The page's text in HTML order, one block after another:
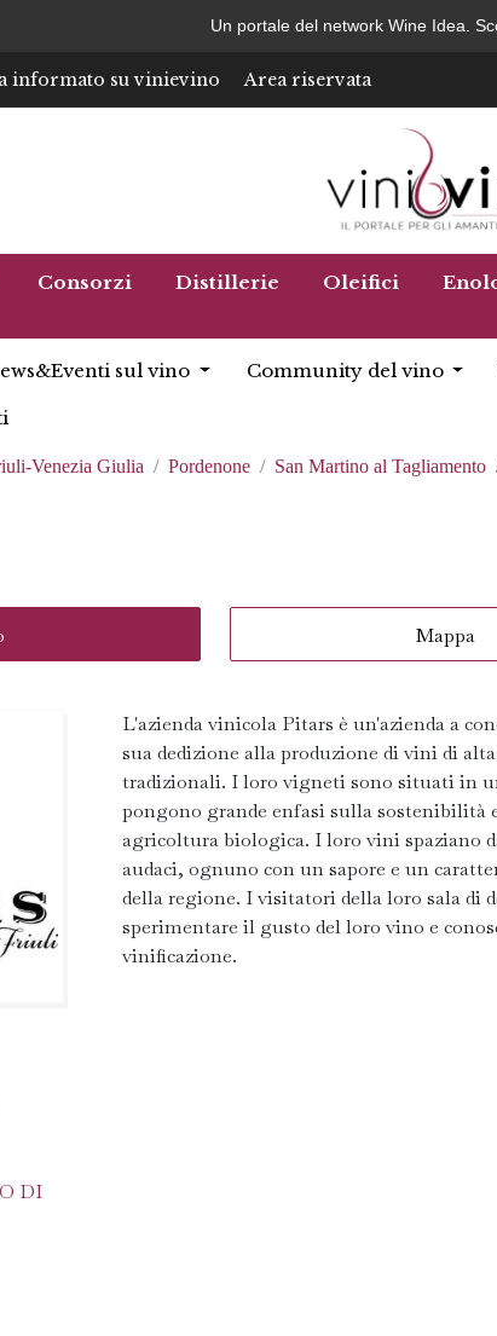
Un portale del network Wine Idea.
informato su vinievino Area riservata
Consorzi Distillerie Oleifici
sul vino Community del vino
Venezia Giulia Pordenone San Martino al Tagliamento
Mappa
DI
L'azienda vinicola Pitars è un'azienda a
sua dedizione alla produzione di vini di
tradizionali. I loro vigneti sono situati in
pongono grande enfasi sulla sostenibilità
agricoltura biologica. I loro vini spaziano
audaci, ognuno con un sapore e un
della regione. I visitatori della loro sala di
sperimentare il gusto del loro vino e
vinificazione.